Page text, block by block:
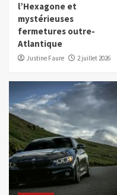
l’Hexagone et
mystérieuses
fermetures outre-
Atlantique
Justine Faure 2 juillet 2026